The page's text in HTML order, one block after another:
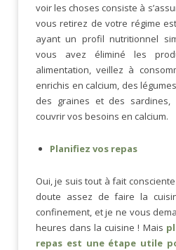
voir les choses consiste à
vous retirez de votre régime
ayant un profil nutritionnel
vous avez éliminé les
alimentation, veillez à
enrichis en calcium, des
des graines et des
couvrir vos besoins en calcium.
Planifiez vos repas
Oui, je suis tout à fait
doute assez de faire la
confinement, et je ne vous
heures dans la cuisine ! Mais
repas est une étape utile